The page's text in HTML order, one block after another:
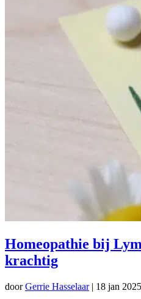
Homeopathie bij
krachtig
doorGerrie Hasselaar| 18 jan 2025